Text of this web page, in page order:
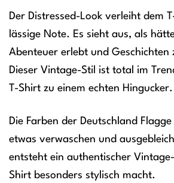
Der Distressed-Look verleiht dem
lässige Note. Es sieht aus, als
Abenteuer erlebt und Geschichten
Dieser Vintage-Stil ist total im
T-Shirt zu einem echten Hingucker.
Die Farben der Deutschland
etwas verwaschen und
entsteht ein authentischer
Shirt besonders stylisch macht.